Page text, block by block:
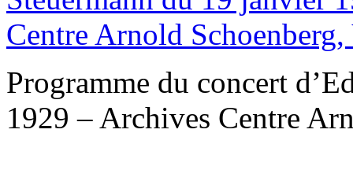
Programme du concert
1929 – Archives Centre